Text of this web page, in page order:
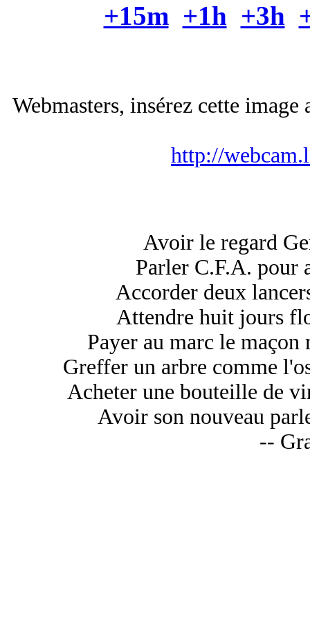
+15m +1h +3h
Webmasters, insérez cette
http://
Avoir le regard
Parler C.F.A. pour
Accorder deux
Attendre huit jours
Payer au marc le
Greffer un arbre comme
Acheter une bouteille de
Avoir son nouveau
--